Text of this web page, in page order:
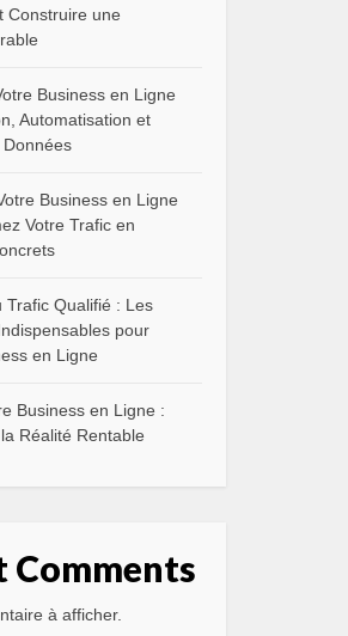
Construire une
Business en Ligne
Automatisation et
Business en Ligne
Votre Trafic en
Trafic Qualifié : Les
pour
en Ligne
Business en Ligne :
Réalité Rentable
Comments
à afficher.